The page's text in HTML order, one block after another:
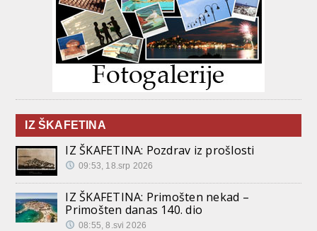
IZ ŠKAFETINA
IZ ŠKAFETINA: Pozdrav iz prošlosti
09:53, 18.srp 2026
IZ ŠKAFETINA: Primošten nekad –
Primošten danas 140. dio
08:55, 8.svi 2026